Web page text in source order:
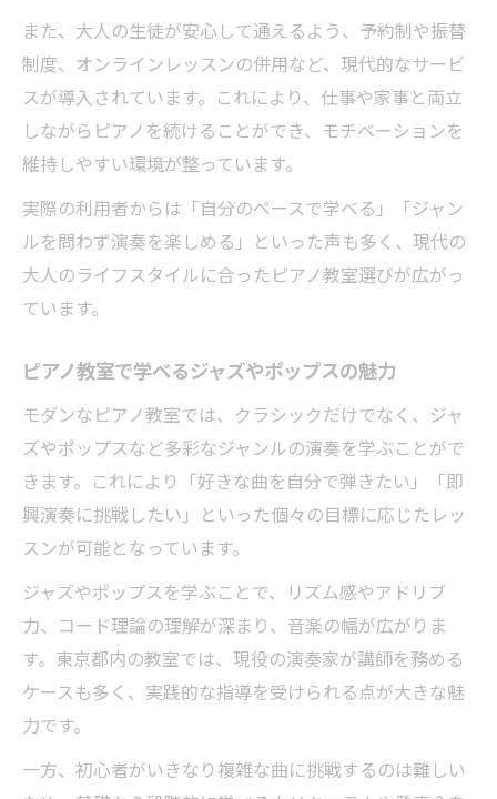
また、大人の生徒が安心して通えるよう、予約制や振替
制度、オンラインレッスンの併用など、現代的なサービ
スが導入されています。これにより、仕事や家事と両立
しながらピアノを続けることができ、モチベーションを
維持しやすい環境が整っています。
実際の利用者からは「自分のペースで学べる」「ジャン
ルを問わず演奏を楽しめる」といった声も多く、現代の
大人のライフスタイルに合ったピアノ教室選びが広がっ
ています。
ピアノ教室で学べるジャズやポップスの魅力
モダンなピアノ教室では、クラシックだけでなく、ジャ
ズやポップスなど多彩なジャンルの演奏を学ぶことがで
きます。これにより「好きな曲を自分で弾きたい」「即
興演奏に挑戦したい」といった個々の目標に応じたレッ
スンが可能となっています。
ジャズやポップスを学ぶことで、リズム感やアドリブ
力、コード理論の理解が深まり、音楽の幅が広がりま
す。東京都内の教室では、現役の演奏家が講師を務める
ケースも多く、実践的な指導を受けられる点が大きな魅
力です。
一方、初心者がいきなり複雑な曲に挑戦するのは難しい